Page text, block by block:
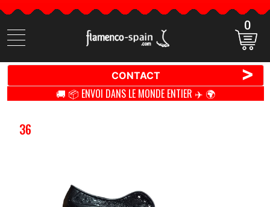
Cherchez
des
0
CONTACT >
🚚 📦 ENVOI DANS LE MONDE ENTIER ✈️ 🌍
36